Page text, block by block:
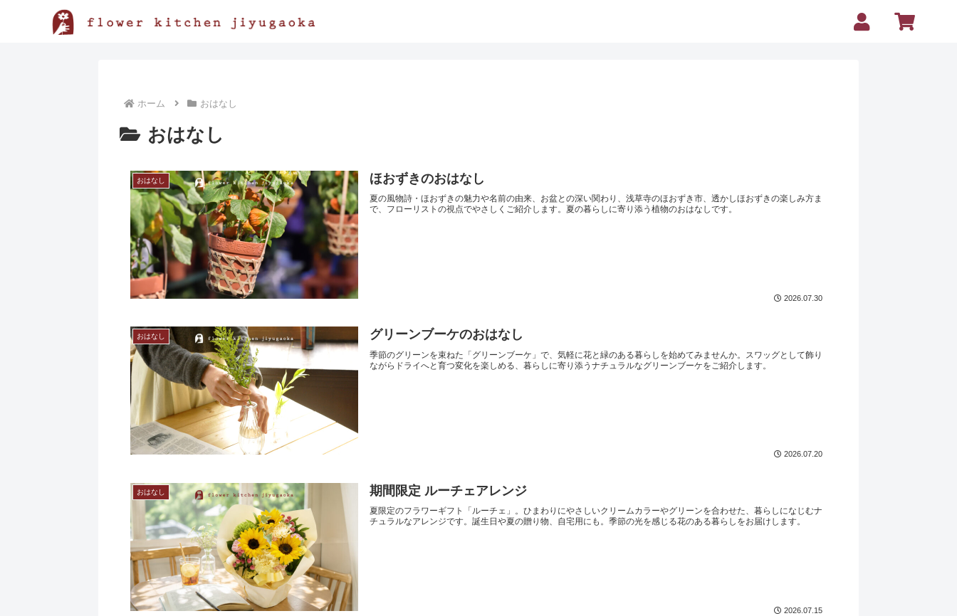
ホーム おはなし
おはなし
おはなし ほおずきのおはなし
夏の風物詩・ほおずきの魅力や名前の由来、お盆との深い関わり、浅草寺のほおずき市、透かしほおずきの楽しみ方ま
で、フローリストの視点でやさしくご紹介します。夏の暮らしに寄り添う植物のおはなしです。
2026.07.30
おはなし グリーンブーケのおはなし
季節のグリーンを束ねた「グリーンブーケ」で、気軽に花と緑のある暮らしを始めてみませんか。スワッグとして飾り
ながらドライへと育つ変化を楽しめる、暮らしに寄り添うナチュラルなグリーンブーケをご紹介します。
2026.07.20
おはなし 期間限定 ルーチェアレンジ
夏限定のフラワーギフト「ルーチェ」。ひまわりにやさしいクリームカラーやグリーンを合わせた、暮らしになじむナ
チュラルなアレンジです。誕生日や夏の贈り物、自宅用にも。季節の光を感じる花のある暮らしをお届けします。
2026.07.15